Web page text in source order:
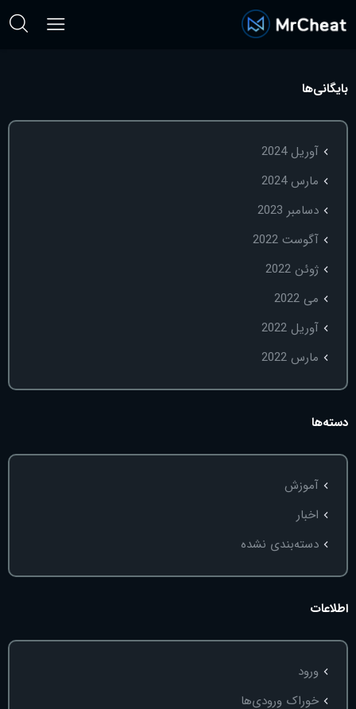
بایگانی‌ها
آوریل 2024
مارس 2024
دسامبر 2023
آگوست 2022
ژوئن 2022
می 2022
آوریل 2022
مارس 2022
دسته‌ها
آموزش
اخبار
دسته‌بندی نشده
اطلاعات
ورود
خوراک ورودی‌ها